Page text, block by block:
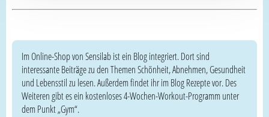
Im Online-Shop von Sensilab ist ein Blog integriert. Dort sind
interessante Beiträge zu den Themen Schönheit, Abnehmen, Gesundheit
und Lebensstil zu lesen. Außerdem findet ihr im Blog Rezepte vor. Des
Weiteren gibt es ein kostenloses 4-Wochen-Workout-Programm unter
dem Punkt „Gym“.